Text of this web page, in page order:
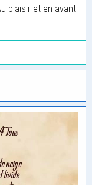
plaisir et en avant